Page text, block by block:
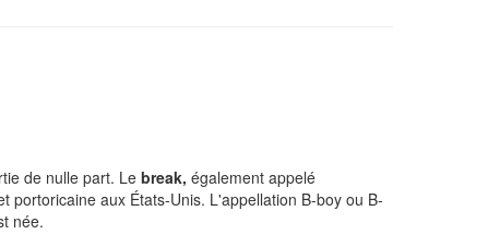
de nulle part. Le break, également appelé
portoricaine aux États-Unis. L'appellation B-boy ou B-
née.